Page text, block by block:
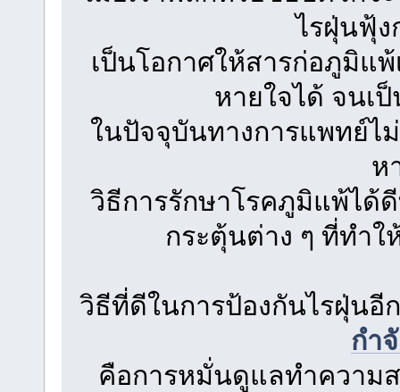
ไรฝุ่นฟุ้ง
เป็นโอกาศให้สารก่อภูมิแ
หายใจได้ จนเ
ในปัจจุบันทางการแพทย์ไ
ห
วิธีการรักษาโรคภูมิแพ้ได้
กระตุ้นต่าง ๆ ที่ทำใ
วิธีที่ดีในการป้องกันไรฝุ่น
กำ
คือการหมั่นดูแลทำความ